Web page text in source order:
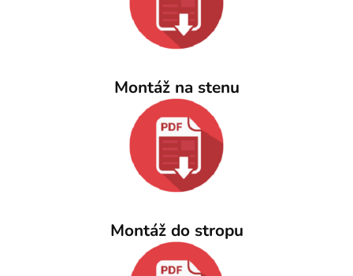
Montáž na stenu
Montáž do stropu